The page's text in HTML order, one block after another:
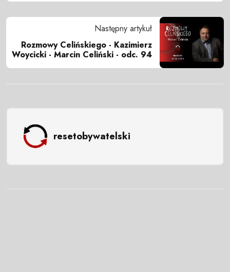
Następny artykuł
Rozmowy Celińskiego - Kazimierz
Woycicki - Marcin Celiński - odc. 94
resetobywatelski